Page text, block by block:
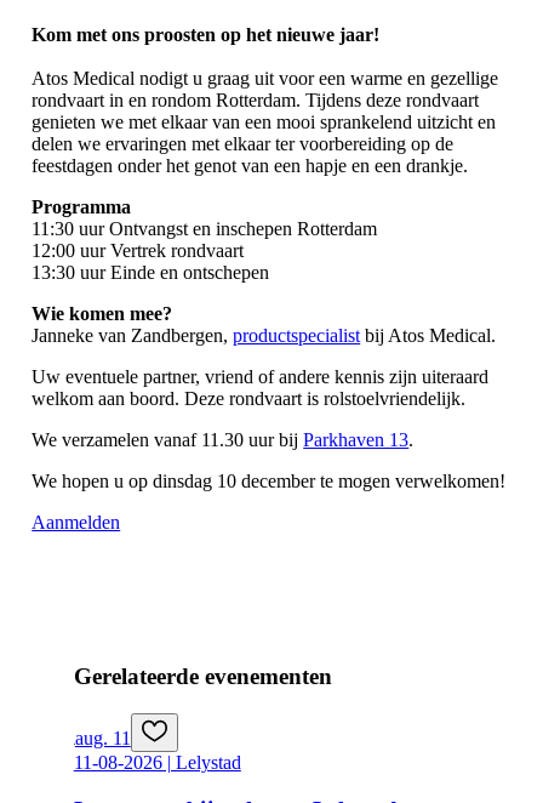
Kom met ons proosten op het nieuwe jaar!
Atos Medical nodigt u graag uit voor een warme en gezellige
rondvaart in en rondom Rotterdam. Tijdens deze rondvaart
genieten we met elkaar van een mooi sprankelend uitzicht en
delen we ervaringen met elkaar ter voorbereiding op de
feestdagen onder het genot van een hapje en een drankje.
Programma
11:30 uur Ontvangst en inschepen Rotterdam
12:00 uur Vertrek rondvaart
13:30 uur Einde en ontschepen
Wie komen mee?
Janneke van Zandbergen,productspecialist bij Atos Medical.
Uw eventuele partner, vriend of andere kennis zijn uiteraard
welkom aan boord. Deze rondvaart is rolstoelvriendelijk.
We verzamelen vanaf 11.30 uur bijParkhaven 13.
We hopen u op dinsdag 10 december te mogen verwelkomen!
Aanmelden
Gerelateerde evenementen
aug. 11
11-08-2026 | Lelystad